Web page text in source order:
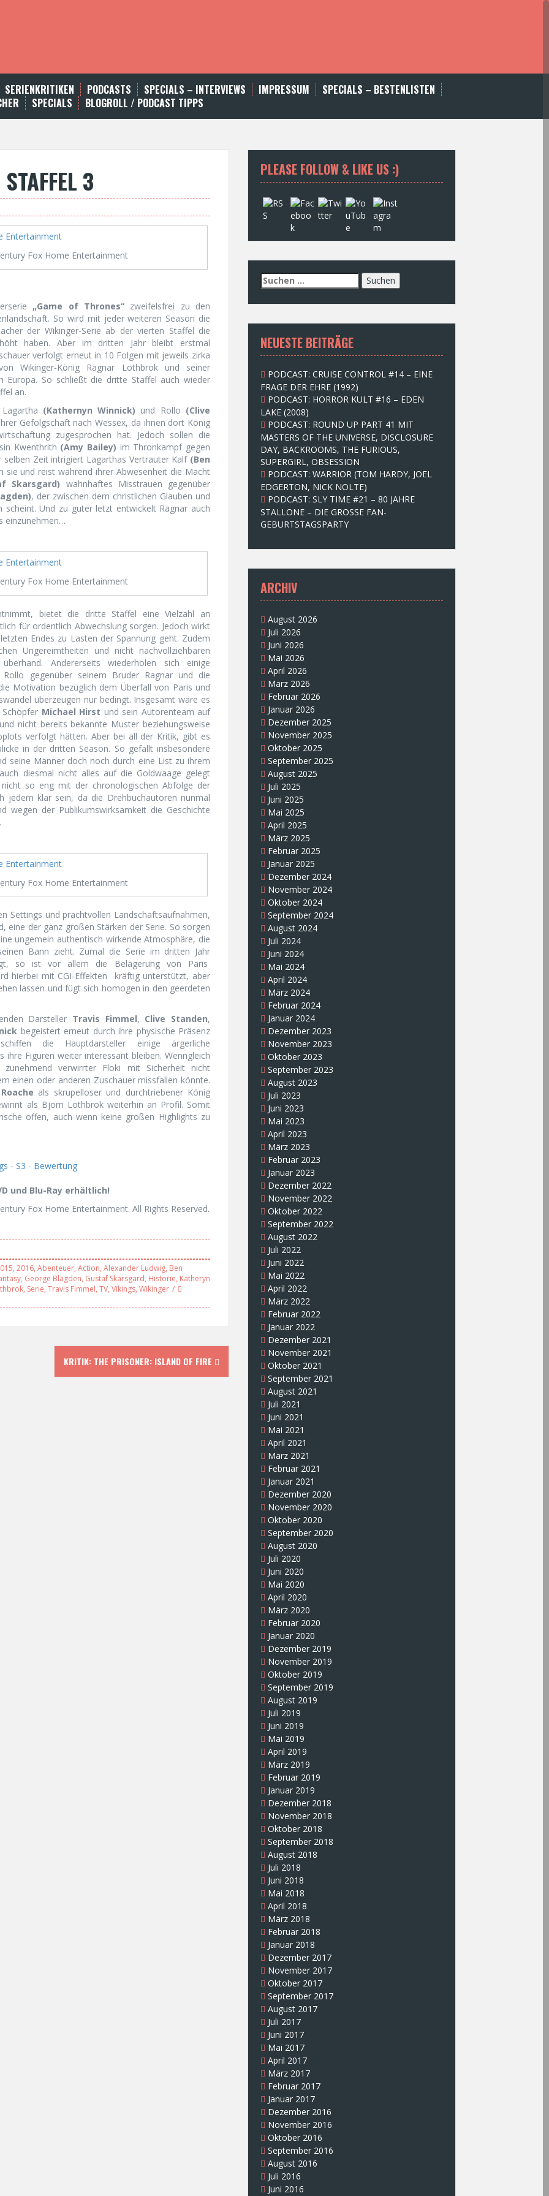
SERIENKRITIKEN PODCASTS SPECIALS – INTERVIEWS IMPRESSUM
SPECIALS – BESTENLISTEN
SPECIALS BLOGROLL / PODCAST TIPPS
3
Fox Home Entertainment
„Game of Thrones“zweifelsfrei zu den
So wird mit jeder weiteren Season die
der Wikinger-Serie ab der vierten Staffel die
haben. Aber im dritten Jahr bleibt erstmal
verfolgt erneut in 10 Folgen mit jeweils zirka
Wikinger-König Ragnar Lothbrok und seiner
Europa. So schließt die dritte Staffel auch wieder
an.
(Kathernyn Winnick) und Rollo (Clive
Gefolgschaft nach Wessex, da ihnen dort König
zugesprochen hat. Jedoch sollen die
Kwenthrith (Amy Bailey) im Thronkampf gegen
Zeit intrigiert Lagarthas Vertrauter Kalf (Ben
sie und reist während ihrer Abwesenheit die Macht
Skarsgard) wahnhaftes Misstrauen gegenüber
, der zwischen dem christlichen Glauben und
scheint. Und zu guter letzt entwickelt Ragnar auch
einzunehmen…
Fox Home Entertainment
bietet die dritte Staffel eine Vielzahl an
für ordentlich Abwechslung sorgen. Jedoch wirkt
Endes zu Lasten der Spannung geht. Zudem
Ungereimtheiten und nicht nachvollziehbaren
Andererseits wiederholen sich einige
gegenüber seinem Bruder Ragnar und die
Motivation bezüglich dem Überfall von Paris und
überzeugen nur bedingt. Insgesamt wäre es
Michael Hirst und sein Autorenteam auf
nicht bereits bekannte Muster beziehungsweise
verfolgt hätten. Aber bei all der Kritik, gibt es
in der dritten Season. So gefällt insbesondere
seine Männer doch noch durch eine List zu ihrem
diesmal nicht alles auf die Goldwaage gelegt
so eng mit der chronologischen Abfolge der
jedem klar sein, da die Drehbuchautoren nunmal
wegen der Publikumswirksamkeit die Geschichte
Fox Home Entertainment
Settings und prachtvollen Landschaftsaufnahmen,
eine der ganz großen Stärken der Serie. So sorgen
ungemein authentisch wirkende Atmosphäre, die
Bann zieht. Zumal die Serie im dritten Jahr
so ist vor allem die Belagerung von Paris
hierbei mit CGI-Effekten
kräftig unterstützt, aber
lassen und fügt sich homogen in den geerdeten
Darsteller Travis Fimmel, Clive Standen,
begeistert erneut durch ihre physische Präsenz
die Hauptdarsteller einige ärgerliche
ihre Figuren weiter interessant bleiben. Wenngleich
zunehmend verwirrter Floki mit Sicherheit nicht
einen oder anderen Zuschauer missfallen könnte.
als skrupelloser und durchtriebener König
als Bjorn Lothbrok weiterhin an Profil. Somit
offen, auch wenn keine großen Highlights zu
und Blu-Ray erhältlich!
Fox Home Entertainment. All Rights Reserved.
, 2016, Abenteuer, Action, Alexander Ludwig, Ben
, George Blagden, Gustaf Skarsgard, Historie, Katheryn
, Serie, Travis Fimmel, TV, Vikings, Wikinger
KRITIK: THE PRISONER: ISLAND OF FIRE
PLEASE FOLLOW & LIKE US :)
S
u
c
e
n
n
c
h
:
NEUESTE BEITRÄGE
PODCAST: CRUISE CONTROL #14 – EINE
FRAGE DER EHRE (1992)
PODCAST: HORROR KULT #16 – EDEN
LAKE (2008)
PODCAST: ROUND UP PART 41 MIT
MASTERS OF THE UNIVERSE, DISCLOSURE
DAY, BACKROOMS, THE FURIOUS,
SUPERGIRL, OBSESSION
PODCAST: WARRIOR (TOM HARDY, JOEL
EDGERTON, NICK NOLTE)
PODCAST: SLY TIME #21 – 80 JAHRE
STALLONE – DIE GROSSE FAN-
GEBURTSTAGSPARTY
ARCHIV
August 2026
Juli 2026
Juni 2026
Mai 2026
April 2026
März 2026
Februar 2026
Januar 2026
Dezember 2025
November 2025
Oktober 2025
September 2025
August 2025
Juli 2025
Juni 2025
Mai 2025
April 2025
März 2025
Februar 2025
Januar 2025
Dezember 2024
November 2024
Oktober 2024
September 2024
August 2024
Juli 2024
Juni 2024
Mai 2024
April 2024
März 2024
Februar 2024
Januar 2024
Dezember 2023
November 2023
Oktober 2023
September 2023
August 2023
Juli 2023
Juni 2023
Mai 2023
April 2023
März 2023
Februar 2023
Januar 2023
Dezember 2022
November 2022
Oktober 2022
September 2022
August 2022
Juli 2022
Juni 2022
Mai 2022
April 2022
März 2022
Februar 2022
Januar 2022
Dezember 2021
November 2021
Oktober 2021
September 2021
August 2021
Juli 2021
Juni 2021
Mai 2021
April 2021
März 2021
Februar 2021
Januar 2021
Dezember 2020
November 2020
Oktober 2020
September 2020
August 2020
Juli 2020
Juni 2020
Mai 2020
April 2020
März 2020
Februar 2020
Januar 2020
Dezember 2019
November 2019
Oktober 2019
September 2019
August 2019
Juli 2019
Juni 2019
Mai 2019
April 2019
März 2019
Februar 2019
Januar 2019
Dezember 2018
November 2018
Oktober 2018
September 2018
August 2018
Juli 2018
Juni 2018
Mai 2018
April 2018
März 2018
Februar 2018
Januar 2018
Dezember 2017
November 2017
Oktober 2017
September 2017
August 2017
Juli 2017
Juni 2017
Mai 2017
April 2017
März 2017
Februar 2017
Januar 2017
Dezember 2016
November 2016
Oktober 2016
September 2016
August 2016
Juli 2016
Juni 2016